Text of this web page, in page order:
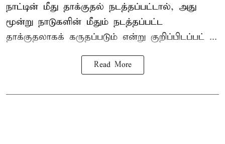
நாட்டின் மீது தாக்குதல் நடத்தப்பட்டால், அது
மூன்று நாடுகளின் மீதும் நடத்தப்பட்ட
தாக்குதலாகக் கருதப்படும் என்று குறிப்பிடப்பட் ...
Read More